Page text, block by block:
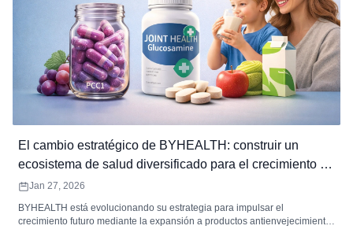
El cambio estratégico de BYHEALTH: construir un
ecosistema de salud diversificado para el crecimiento a
largo plazo
Jan 27, 2026
BYHEALTH está evolucionando su estrategia para impulsar el
crecimiento futuro mediante la expansión a productos antienvejecimiento,